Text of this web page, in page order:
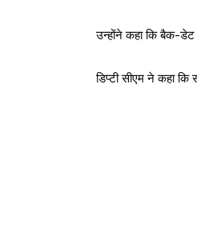
उन्होंने कहा कि बैक-डेट
डिप्टी सीएम ने कहा